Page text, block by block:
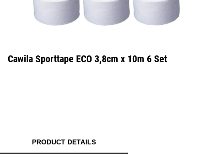
Cawila Sporttape ECO 3,8cm x 10m 6 Set
PRODUCT DETAILS